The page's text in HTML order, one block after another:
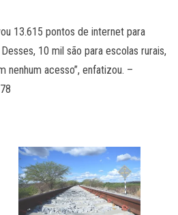
13.615 pontos de internet para
10 mil são para escolas rurais,
nenhum acesso”, enfatizou. –